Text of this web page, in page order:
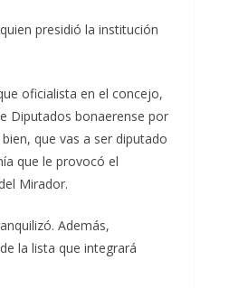
presidió la institución
oficialista en el concejo,
Diputados bonaerense por
que vas a ser diputado
que le provocó el
Mirador.
Además,
la lista que integrará